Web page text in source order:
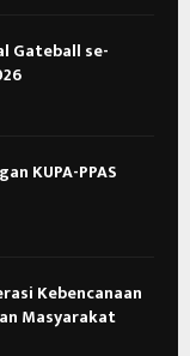
Gateball se-
KUPA-PPAS
Kebencanaan
Masyarakat